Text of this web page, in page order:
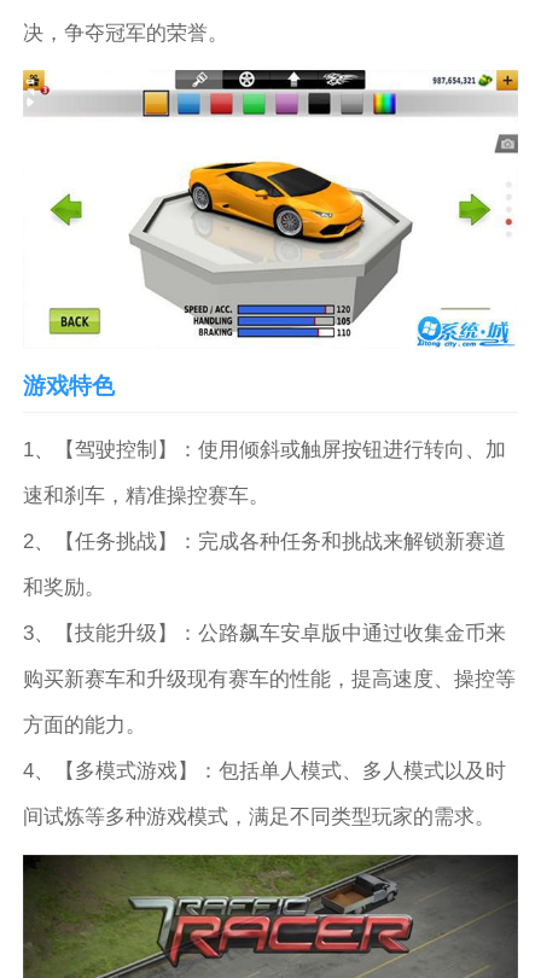
决，争夺冠军的荣誉。
游戏特色
1、【驾驶控制】：使用倾斜或触屏按钮进行转向、加
速和刹车，精准操控赛车。
2、【任务挑战】：完成各种任务和挑战来解锁新赛道
和奖励。
3、【技能升级】：公路飙车安卓版中通过收集金币来
购买新赛车和升级现有赛车的性能，提高速度、操控等
方面的能力。
4、【多模式游戏】：包括单人模式、多人模式以及时
间试炼等多种游戏模式，满足不同类型玩家的需求。